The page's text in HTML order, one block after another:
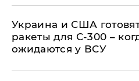
Украина и США
ракеты для С-300 –
ожидаются у ВСУ